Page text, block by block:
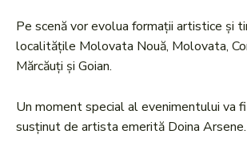
Pe scenă vor evolua formații artistice și
localitățile Molovata Nouă, Molovata,
Mărcăuți și Goian.
Un moment special al evenimentului va
susținut de artista emerită Doina Arsene.